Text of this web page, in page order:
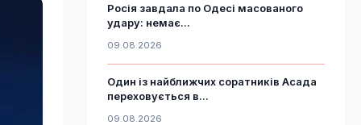
Росія завдала по Одесі масованого
удару: немає...
09.08.2026
Один із найближчих соратників Асада
переховується в...
09.08.2026